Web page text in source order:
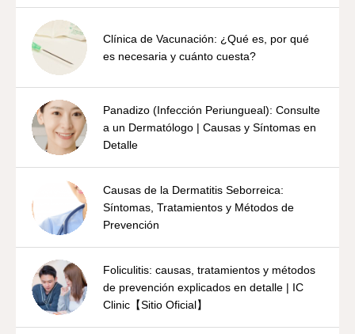
Clínica de Vacunación: ¿Qué es, por qué
es necesaria y cuánto cuesta?
Panadizo (Infección Periungueal): Consulte
a un Dermatólogo | Causas y Síntomas en
Detalle
Causas de la Dermatitis Seborreica:
Síntomas, Tratamientos y Métodos de
Prevención
Foliculitis: causas, tratamientos y métodos
de prevención explicados en detalle | IC
Clinic【Sitio Oficial】